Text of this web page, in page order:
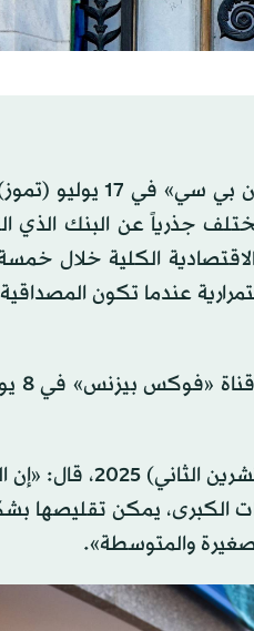
الكلية خلال
عندما تكون
وفي مقال رأي في صحيفة «وول
الكبرى، يمكن تقليصها
والمتوسطة».